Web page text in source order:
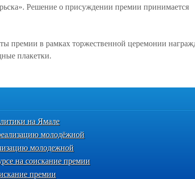
Решение о присуждении премии принимается
премии в рамках торжественной церемонии
плакетки.
на Ямале
молодёжной
молодежной
на соискание премии
премии